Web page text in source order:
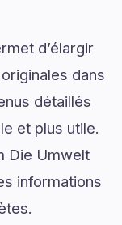
d’élargir
dans
détaillés
et plus utile.
Die Umwelt
informations